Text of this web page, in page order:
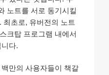
노트를 서로 동기시킬
최초로, 유버전의 노트
크탑 프로그램 내에서
다.
만의 사용자들이 책갈